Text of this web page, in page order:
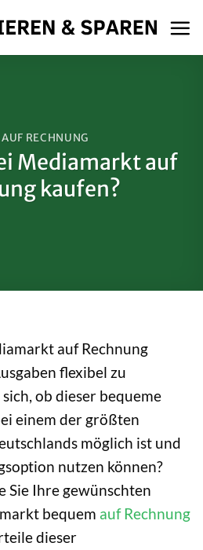
RECHNUNG
Mediamarkt auf
kaufen?
auf Rechnung
flexibel zu
ob dieser bequeme
einem der größten
möglich ist und
nutzen können?
Sie Ihre gewünschten
bequem auf Rechnung
dieser